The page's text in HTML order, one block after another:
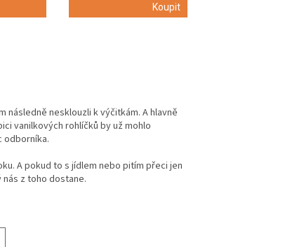
následně nesklouzli k výčitkám. A hlavně
vanilkových rohlíčků by už mohlo
odborníka.
A pokud to s jídlem nebo pitím přeci jen
z toho dostane.